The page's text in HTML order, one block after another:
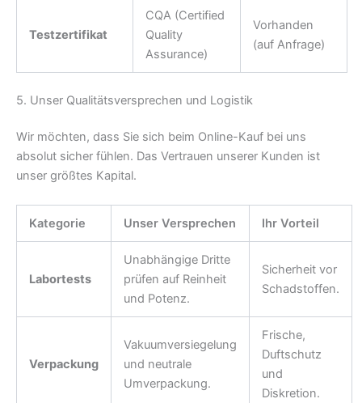
Testzertifikat
CQA (Certified
Quality
Assurance)
Vorhanden
(auf Anfrage)
5. Unser Qualitätsversprechen und Logistik
Wir möchten, dass Sie sich beim Online-Kauf bei uns
absolut sicher fühlen. Das Vertrauen unserer Kunden ist
unser größtes Kapital.
Kategorie Unser Versprechen Ihr Vorteil
Labortests
Unabhängige Dritte
prüfen auf Reinheit
und Potenz.
Sicherheit vor
Schadstoffen.
Verpackung
Vakuumversiegelung
und neutrale
Umverpackung.
Frische,
Duftschutz
und
Diskretion.